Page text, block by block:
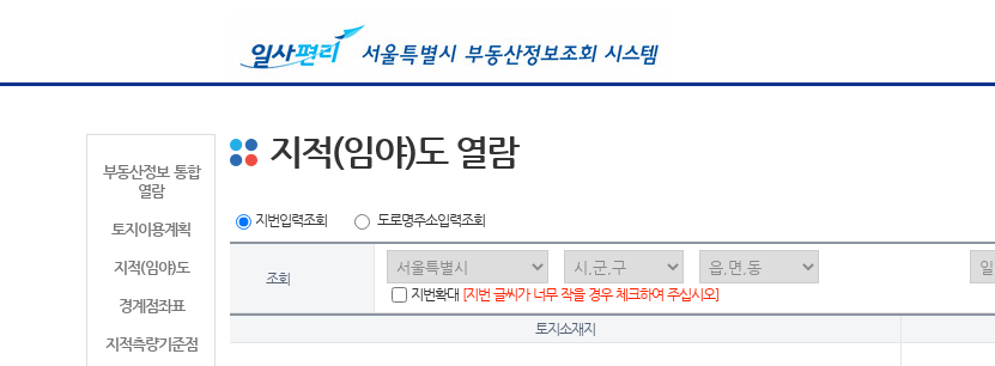
부동산정보 통합
열람
토지이용계획
지적(임야)도
경계점좌표
지적측량기준점
지적(임야)도 열람
지번입력조회 도로명주소입력조회
조회
지번확대 [지번 글씨가 너무 작을 경우 체크하여 주십시오]
토지소재지